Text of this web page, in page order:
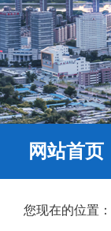
网站首页
您现在的位置：